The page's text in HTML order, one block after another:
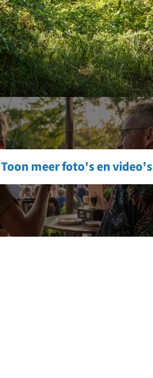
Toon meer foto's en video's